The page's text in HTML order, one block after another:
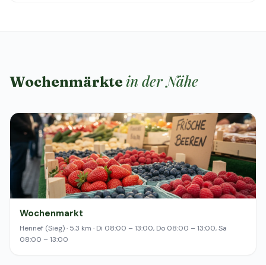
Wochenmärkte in der Nähe
Wochenmarkt
Hennef (Sieg) · 5.3 km · Di 08:00 – 13:00, Do 08:00 – 13:00, Sa
08:00 – 13:00